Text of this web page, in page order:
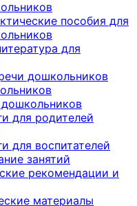
пособия для
для
дошкольников
для родителей
для воспитателей
занятий
рекомендации и
материалы